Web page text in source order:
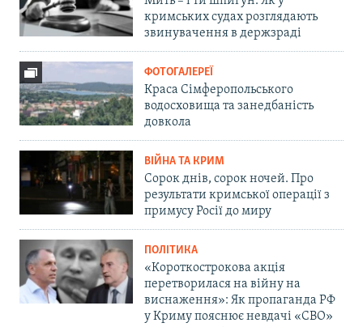
кримських судах розглядають
звинувачення в держзраді
ФОТОГАЛЕРЕЇ
Краса Сімферопольського
водосховища та занедбаність
довкола
ВІЙНА ТА КРИМ
Сорок днів, сорок ночей. Про
результати кримської операції з
примусу Росії до миру
ПОЛІТИКА
«Короткострокова акція
перетворилася на війну на
виснаження»: Як пропаганда РФ
у Криму пояснює невдачі «СВО»